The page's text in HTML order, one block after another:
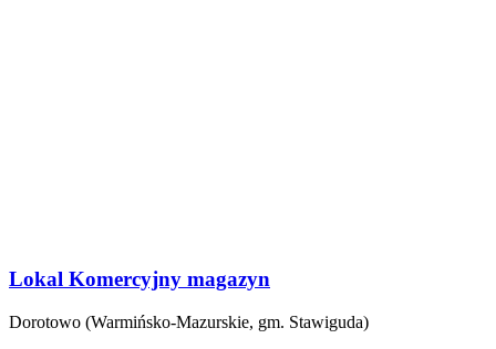
Lokal Komercyjny magazyn
Dorotowo (Warmińsko-Mazurskie, gm. Stawiguda)